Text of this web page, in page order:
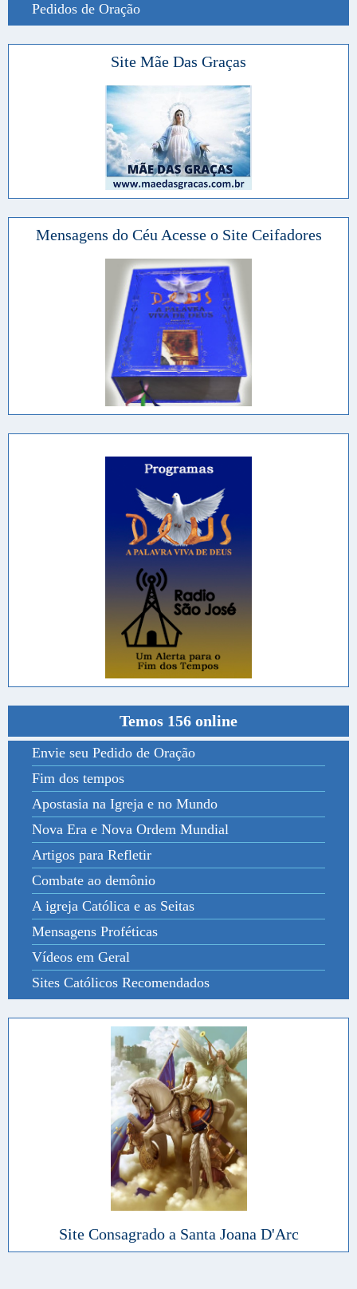
Pedidos de Oração
Site Mãe Das Graças
Mensagens do Céu Acesse o Site Ceifadores
Temos 156 online
Envie seu Pedido de Oração
Fim dos tempos
Apostasia na Igreja e no Mundo
Nova Era e Nova Ordem Mundial
Artigos para Refletir
Combate ao demônio
A igreja Católica e as Seitas
Mensagens Proféticas
Vídeos em Geral
Sites Católicos Recomendados
Site Consagrado a Santa Joana D'Arc